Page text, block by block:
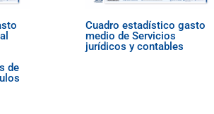
de
Cuadro estadístico gasto
medio de Servicios
jurídicos y contables